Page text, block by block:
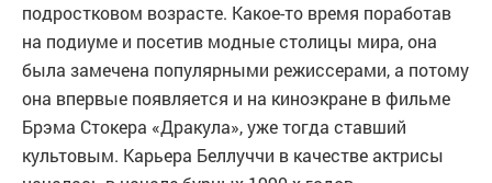
подростковом возрасте. Какое-то время поработав
на подиуме и посетив модные столицы мира, она
была замечена популярными режиссерами, а потому
она впервые появляется и на киноэкране в фильме
Брэма Стокера «Дракула», уже тогда ставший
культовым. Карьера Беллуччи в качестве актрисы